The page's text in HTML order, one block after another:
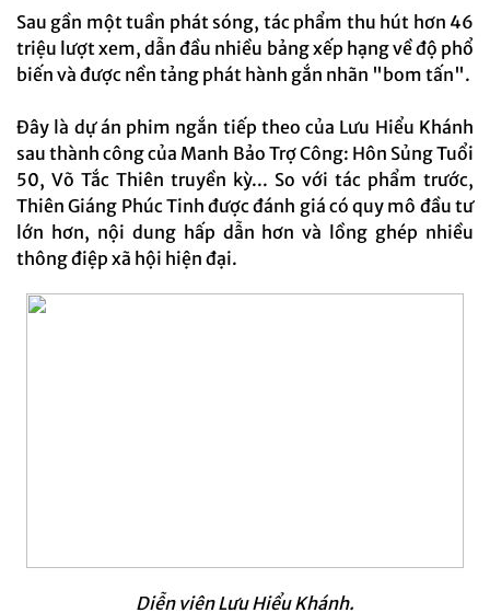
Sau gần một tuần phát sóng, tác phẩm thu hút hơn 46
triệu lượt xem, dẫn đầu nhiều bảng xếp hạng về độ phổ
biến và được nền tảng phát hành gắn nhãn "bom tấn".
Đây là dự án phim ngắn tiếp theo của Lưu Hiểu Khánh
sau thành công của Manh Bảo Trợ Công: Hôn Sủng Tuổi
50, Võ Tắc Thiên truyền kỳ... So với tác phẩm trước,
Thiên Giáng Phúc Tinh được đánh giá có quy mô đầu tư
lớn hơn, nội dung hấp dẫn hơn và lồng ghép nhiều
thông điệp xã hội hiện đại.
Diễn viên Lưu Hiểu Khánh.